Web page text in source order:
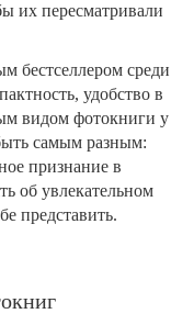
их пересматривали
бестселлером среди
удобство в
видом фотокниги у
самым разным:
признание в
об увлекательном
представить.